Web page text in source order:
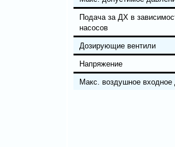
Подача за ДХ в
насосов
Дозирующие вентили
Напряжение
Макс. воздушное входное